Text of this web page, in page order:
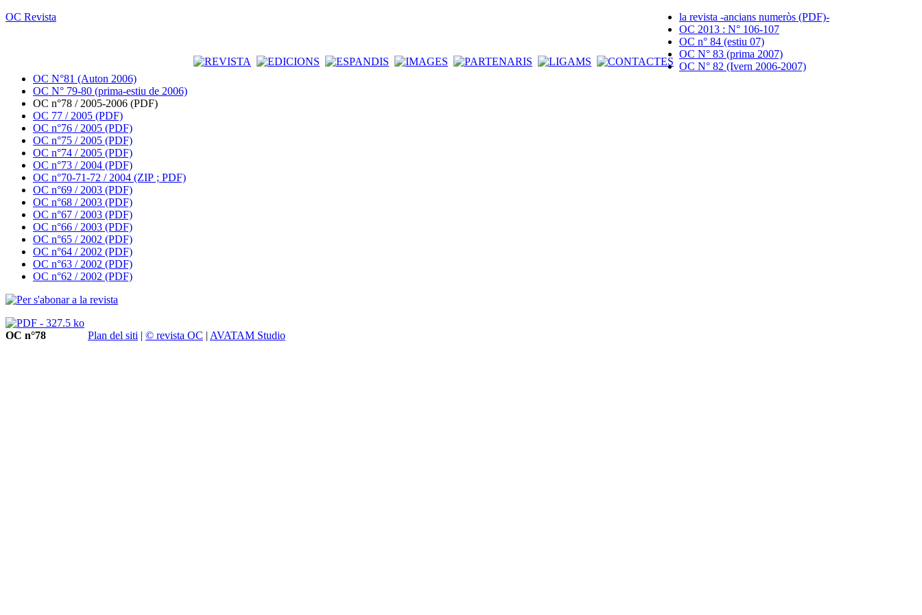
OC Revista
la revista -ancians numeròs (PDF)-
OC 2013 : N° 106-107
OC n° 84 (estiu 07)
OC N° 83 (prima 2007)
OC N° 82 (Ivern 2006-2007)
OC N°81 (Auton 2006)
OC N° 79-80 (prima-estiu de 2006)
OC n°78 / 2005-2006 (PDF)
OC 77 / 2005 (PDF)
OC n°76 / 2005 (PDF)
OC n°75 / 2005 (PDF)
OC n°74 / 2005 (PDF)
OC n°73 / 2004 (PDF)
OC n°70-71-72 / 2004 (ZIP ; PDF)
OC n°69 / 2003 (PDF)
OC n°68 / 2003 (PDF)
OC n°67 / 2003 (PDF)
OC n°66 / 2003 (PDF)
OC n°65 / 2002 (PDF)
OC n°64 / 2002 (PDF)
OC n°63 / 2002 (PDF)
OC n°62 / 2002 (PDF)
OC n°78 Plan del siti | © revista OC | AVATAM Studio